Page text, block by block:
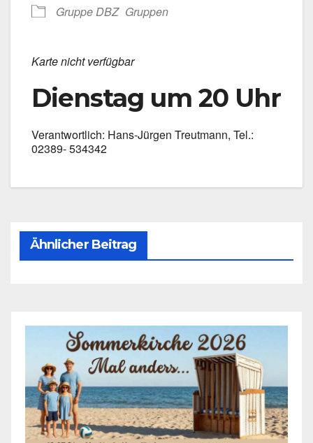
Grup­pe DBZ Grup­pen
Kar­te nicht ver­füg­bar
Dienstag um 20 Uhr
Ver­ant­wort­lich: Hans-Jürgen Treut­mann, Tel.:
02389- 534342
Ähnlicher Beitrag